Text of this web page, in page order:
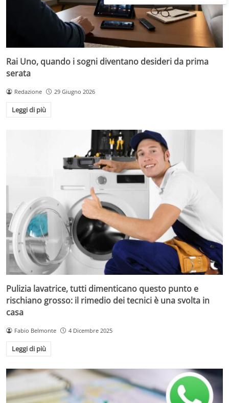
Rai Uno, quando i sogni diventano desideri da prima
serata
Redazione 29 Giugno 2026
Leggi di più
Pulizia lavatrice, tutti dimenticano questo punto e
rischiano grosso: il rimedio dei tecnici è una svolta in
casa
Fabio Belmonte 4 Dicembre 2025
Leggi di più